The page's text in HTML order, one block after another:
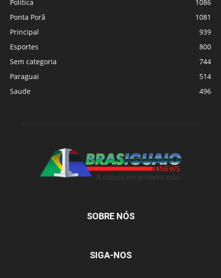
Política
1086
Ponta Porã
1081
Principal
939
Esportes
800
Sem categoria
744
Paraguai
514
Saude
496
SOBRE NÓS
SIGA-NOS